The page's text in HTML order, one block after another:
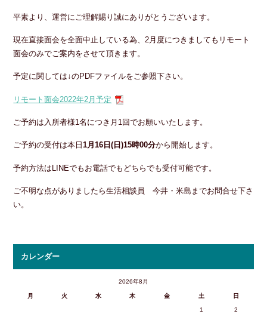
平素より、運営にご理解賜り誠にありがとうございます。
現在直接面会を全面中止している為、2月度につきましてもリモート
面会のみでご案内をさせて頂きます。
予定に関しては↓のPDFファイルをご参照下さい。
リモート面会2022年2月予定
ご予約は入所者様1名につき月1回でお願いいたします。
ご予約の受付は本日1月16日(日)15時00分から開始します。
予約方法はLINEでもお電話でもどちらでも受付可能です。
ご不明な点がありましたら生活相談員 今井・米島までお問合せ下さ
い。
カレンダー
2026年8月
月 火 水 木 金 土 日
1 2